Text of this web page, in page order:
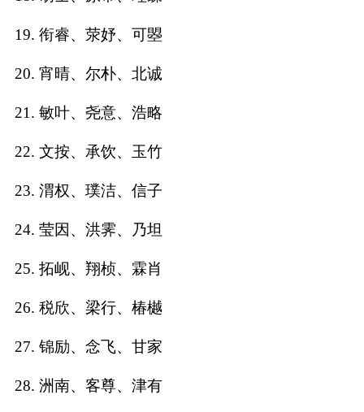
取
打
起
起
19. 衔睿、荥妤、可曌
20. 宵晴、尔朴、北诚
21. 敏叶、尧意、浩略
22. 文按、承饮、玉竹
23. 渭权、璞洁、信子
24. 莹因、洪霁、乃坦
25. 拓岘、翔桢、霖肖
26. 税欣、梁行、椿樾
27. 锦励、念飞、甘家
28. 洲南、客尊、津有